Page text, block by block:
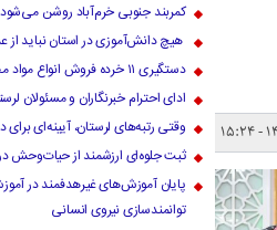
کمربند جنوبی خرم‌‌آباد روشن می‌شود
هیچ دانش‌آموزی در استان نباید از
دستگیری ۱۱ خرده فروش انواع مواد مخدر در خرم آباد
ادای احترام خبرنگاران و مسئولان
وقتی رتبه‌های لرستان، آیینه‌ای
ثبت جلوه‌ای ارزشمند از حیات‌وحش
پایان آموزش‌های غیرهدفمند در
توانمندسازی نیروی انسانی